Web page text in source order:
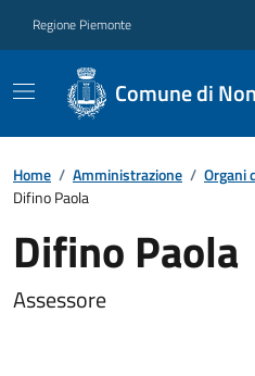
Regione Piemonte
Comune di
Home / Amministrazione / Organi
Difino Paola
Difino Paola
Assessore